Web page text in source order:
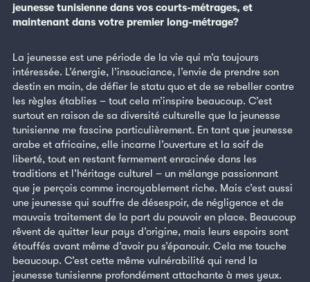
jeunesse tunisienne dans vos courts-métrages, et
maintenant dans votre premier long-métrage?
La jeunesse est une période de la vie qui m’a toujours
intéressée. L’énergie, l’insouciance, l’envie de prendre son
destin en main, de défier le statu quo et de se rebeller contre
les règles établies – tout cela m’inspire beaucoup. C’est
surtout en raison de sa diversité culturelle que la jeunesse
tunisienne me fascine particulièrement. En tant que jeunesse
arabe et africaine, elle incarne l’ouverture et la soif de
liberté, tout en restant fermement enracinée dans les
traditions et l’héritage culturel – un mélange passionnant
que je perçois comme incroyablement riche. Mais c’est aussi
une jeunesse qui souffre de désespoir, de négligence et de
mauvais traitement de la part du pouvoir en place. Beaucoup
rêvent de quitter leur pays d’origine, mais leurs espoirs sont
étouffés avant même d’avoir pu s’épanouir. Cela me touche
beaucoup. C’est cette même vulnérabilité qui rend la
jeunesse tunisienne profondément attachante à mes yeux.